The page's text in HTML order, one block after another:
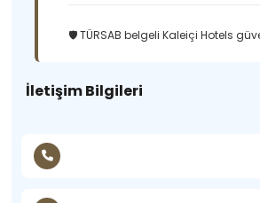
🛡️ TÜRSAB belgeli Kaleiçi Hotels
İletişim Bilgileri